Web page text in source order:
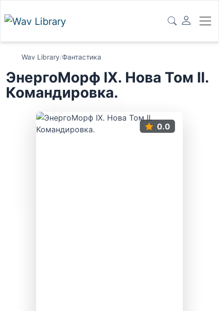
Wav Library/Фантастика
ЭнергоМорф IX. Нова Том II.
Командировка.
0.0